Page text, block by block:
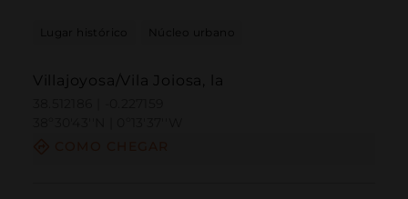
Lugar histórico Núcleo urbano
Villajoyosa/Vila Joiosa, la